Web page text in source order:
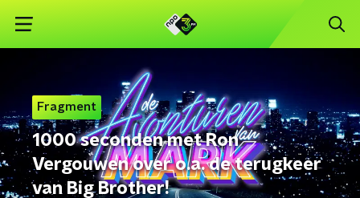
Fragment
1000 seconden met Ron
Vergouwen over o.a. de terugkeer
van Big Brother!